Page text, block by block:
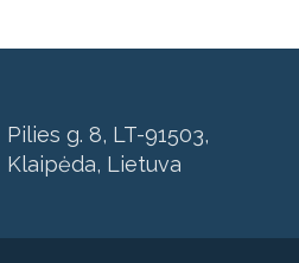
Pilies g. 8, LT-91503,
Klaipėda, Lietuva